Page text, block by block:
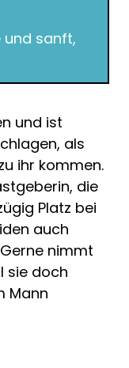
und sanft,
und ist
als
ihr kommen.
die
Platz bei
auch
nimmt
sie doch
Mann